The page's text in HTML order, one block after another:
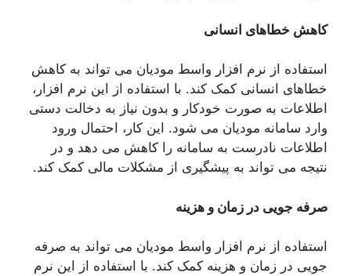
کاهش خطاهای انسانی
استفاده از نرم افزار واسط مودیان می تواند به کاهش
خطاهای انسانی کمک کند. با استفاده از این نرم افزار،
اطلاعات به صورت خودکار و بدون نیاز به دخالت دستی
وارد سامانه مودیان می شود. این کار، احتمال ورود
اطلاعات نادرست به سامانه را کاهش می دهد و در
نتیجه می تواند به پیشگیری از مشکلات مالی کمک کند.
صرفه جویی در زمان و هزینه
استفاده از نرم افزار واسط مودیان می تواند به صرفه
جویی در زمان و هزینه کمک کند. با استفاده از این نرم